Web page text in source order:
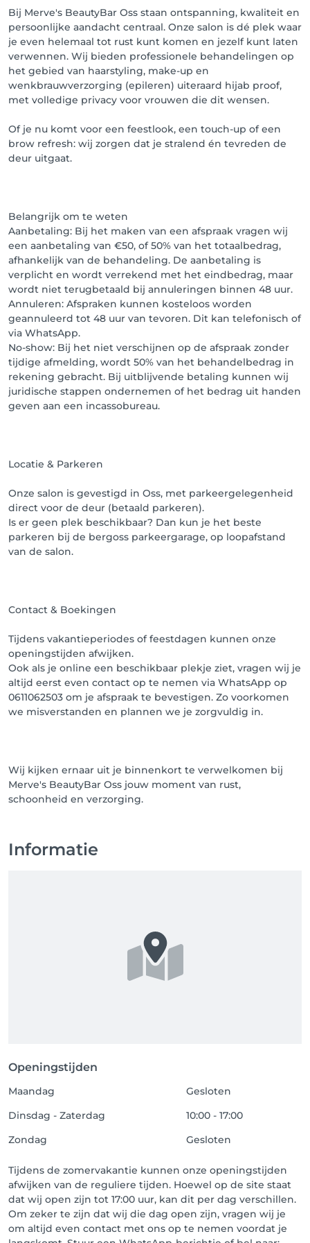
Merve’s BeautyBar
Om jouw afspraak definitief vast te zetten, is het bij
Merve’s BeautyBar verplicht om een aanbetaling van
50% van het totaalbedrag te doen.
Hoe werkt het?
zelf via WhatsApp contact op te nemen om de
aanbetaling te regelen.
	•	Zonder aanbetaling wordt jouw afspraak
aanbetaling.
Belangrijk:
	•	De aanbetaling wordt uiteraard verrekend
met het totaalbedrag tijdens je afspraak.
	•	Bij annulering minder dan 48 uur van
tevoren of no-show vervalt je aanbetaling als
vergoeding voor de verloren tijd en kosten.
⸻
✅ Let op: Door een afspraak te maken bij Merve’s
BeautyBar, ga je automatisch akkoord met deze
voorwaarden.
Bij Merve's BeautyBar Oss staan ontspanning, kwaliteit en
persoonlijke aandacht centraal. Onze salon is dé plek waar
je even helemaal tot rust kunt komen en jezelf kunt laten
verwennen. Wij bieden professionele behandelingen op
het gebied van haarstyling, make-up en
wenkbrauwverzorging (epileren) uiteraard hijab proof,
met volledige privacy voor vrouwen die dit wensen.
Of je nu komt voor een feestlook, een touch-up of een
brow refresh: wij zorgen dat je stralend én tevreden de
deur uitgaat.
Belangrijk om te weten
Aanbetaling: Bij het maken van een afspraak vragen wij
een aanbetaling van €50, of 50% van het totaalbedrag,
afhankelijk van de behandeling. De aanbetaling is
verplicht en wordt verrekend met het eindbedrag, maar
wordt niet terugbetaald bij annuleringen binnen 48 uur.
Annuleren: Afspraken kunnen kosteloos worden
geannuleerd tot 48 uur van tevoren. Dit kan telefonisch of
via WhatsApp.
No-show: Bij het niet verschijnen op de afspraak zonder
tijdige afmelding, wordt 50% van het behandelbedrag in
rekening gebracht. Bij uitblijvende betaling kunnen wij
juridische stappen ondernemen of het bedrag uit handen
geven aan een incassobureau.
Locatie & Parkeren
Onze salon is gevestigd in Oss, met parkeergelegenheid
direct voor de deur (betaald parkeren).
Is er geen plek beschikbaar? Dan kun je het beste
parkeren bij de bergoss parkeergarage, op loopafstand
van de salon.
Contact & Boekingen
Tijdens vakantieperiodes of feestdagen kunnen onze
openingstijden afwijken.
Ook als je online een beschikbaar plekje ziet, vragen wij je
altijd eerst even contact op te nemen via WhatsApp op
0611062503 om je afspraak te bevestigen. Zo voorkomen
we misverstanden en plannen we je zorgvuldig in.
Wij kijken ernaar uit je binnenkort te verwelkomen bij
Merve's BeautyBar Oss jouw moment van rust,
Informatie
Openingstijden
Maandag
Gesloten
Dinsdag - Zaterdag
10:00 - 17:00
Zondag
Gesloten
Tijdens de zomervakantie kunnen onze openingstijden
afwijken van de reguliere tijden. Hoewel op de site staat
dat wij open zijn tot 17:00 uur, kan dit per dag verschillen.
Om zeker te zijn dat wij die dag open zijn, vragen wij je
om altijd even contact met ons op te nemen voordat je